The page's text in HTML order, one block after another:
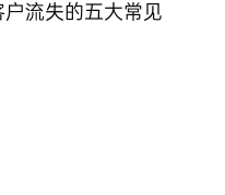
流失的五大常见